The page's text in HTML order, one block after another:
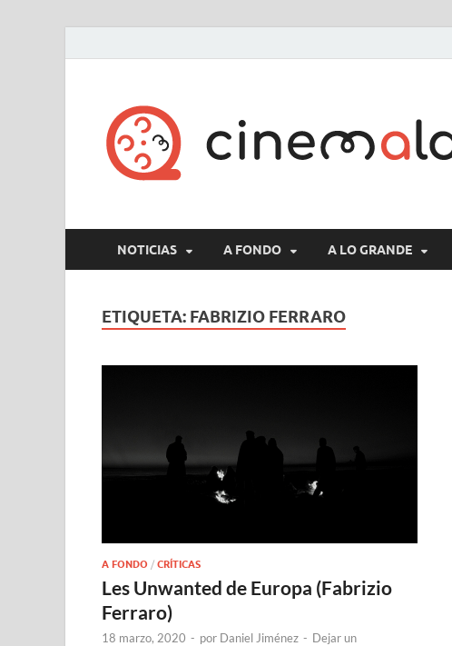
NOTICIAS A FONDO A LO GRANDE
ETIQUETA: FABRIZIO FERRARO
A FONDO / CRÍTICAS
Les Unwanted de Europa (Fabrizio
Ferraro)
18 marzo, 2020 - por Daniel Jiménez - Dejar un